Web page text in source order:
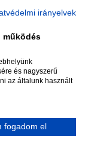
jogok
irányelvek
működés
és nagyszerű
az általunk használt
fogadom el